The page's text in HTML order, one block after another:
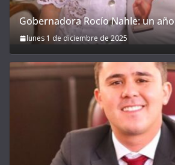
Gobernadora Rocío Nahle: un año
lunes 1 de diciembre de 2025